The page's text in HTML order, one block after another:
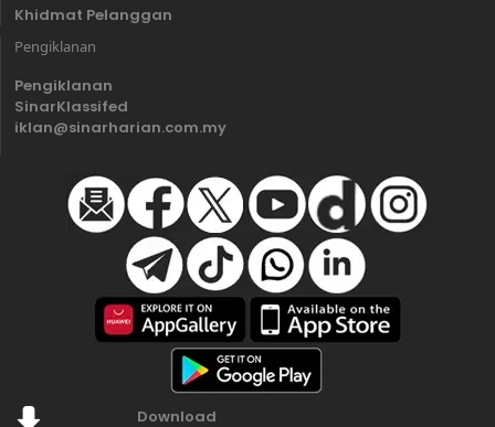
Khidmat Pelanggan
Pengiklanan
Pengiklanan
SinarKlassifed
iklan@sinarharian.com.my
Download